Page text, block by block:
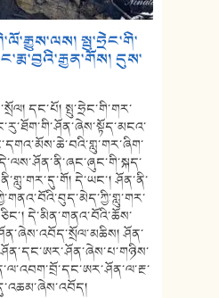
སྤུ་ཧྲེང་གི་
དུས་
དང་པོ། སྤུ་ཧྲེང་གི་གར་
དེ་ཡང་། ཤོན་ནི་
དེ་མིན་གནའ་བོའི་ཆོས་
ཤོན་